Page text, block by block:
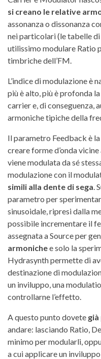
si creano le relative
assonanza o dissonanza
nei particolari (le tabelle di
utilissimo modulare Ratio
timbriche dell’FM.
L’indice di modulazione è
più è alto, più è profonda
carrier e, di conseguenza,
armoniche tipiche della
Il parametro Feedback è
creare forme d’onda
viene modulata da sé
modulazione con il
simili alla dente di sega .
parametro per
sinusoidale, ripresi dalla
possibile incrementare il
assegnata a Source per
armonichee solo la
Hydrasynth permette di
destinazione di
un inviluppo, una
controllarne l’effetto.
A questo punto dovete
andare: lasciando Ratio,
minimo per modularli,
a cui applicare un inviluppo